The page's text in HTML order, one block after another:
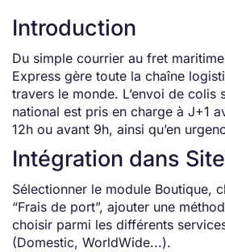
Introduction
Du simple courrier au fret
Express gère toute la chaîne
travers le monde. L’envoi de colis
national est pris en charge à J+1
12h ou avant 9h, ainsi qu’en
Intégration dans
Sélectionner le module Boutique,
“Frais de port”, ajouter une
choisir parmi les différents
(Domestic, WorldWide...).